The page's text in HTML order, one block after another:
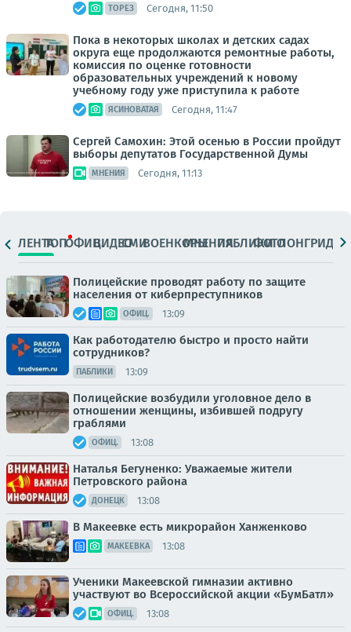
ТОРЕЗ Сегодня, 11:50
Пока в некоторых школах и детских садах
округа еще продолжаются ремонтные работы,
комиссия по оценке готовности
образовательных учреждений к новому
учебному году уже приступила к работе
ЯСИНОВАТАЯ Сегодня, 11:47
Сергей Самохин: Этой осенью в России пройдут
выборы депутатов Государственной Думы
МНЕНИЯ Сегодня, 11:13
ЛЕНТАТОПОФИЦ.ВИДЕОСМИВОЕНКОРЫМНЕНИЯПАБЛИКИ
ФОТОЛОНГРИДЫ
Полицейские проводят работу по защите
населения от киберпреступников
ОФИЦ. 13:09
Как работодателю быстро и просто найти
сотрудников?
ПАБЛИКИ 13:09
Полицейские возбудили уголовное дело в
отношении женщины, избившей подругу
граблями
ОФИЦ. 13:08
Наталья Бегуненко: Уважаемые жители
Петровского района
ДОНЕЦК 13:08
В Макеевке есть микрорайон Ханженково
МАКЕЕВКА 13:08
Ученики Макеевской гимназии активно
участвуют во Всероссийской акции «БумБатл»
ОФИЦ. 13:08